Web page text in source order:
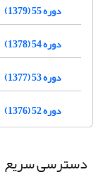
دوره 55 (1379)
دوره 54 (1378)
دوره 53 (1377)
دوره 52 (1376)
دسترسی سریع